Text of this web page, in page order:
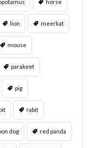
horse
lion meerkat
mouse
parakeet
pig
rabit
dog red panda